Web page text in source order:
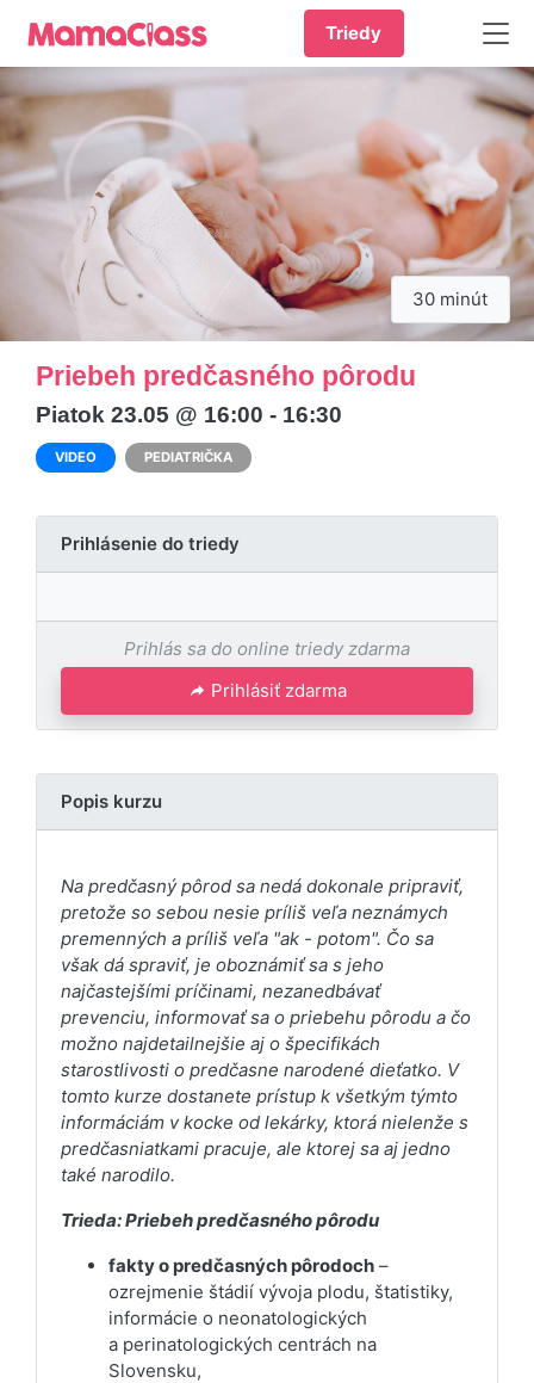
Triedy
30 minút
Priebeh predčasného pôrodu
Piatok 23.05 @ 16:00 - 16:30
VIDEO PEDIATRIČKA
Prihlásenie do triedy
Prihlás sa do online triedy zdarma
Prihlásiť zdarma
Popis kurzu
Na predčasný pôrod sa nedá dokonale pripraviť,
pretože so sebou nesie príliš veľa neznámych
premenných a príliš veľa "ak - potom". Čo sa
však dá spraviť, je oboznámiť sa s jeho
najčastejšími príčinami, nezanedbávať
prevenciu, informovať sa o priebehu pôrodu a čo
možno najdetailnejšie aj o špecifikách
starostlivosti o predčasne narodené dieťatko. V
tomto kurze dostanete prístup k všetkým týmto
informáciám v kocke od lekárky, ktorá nielenže s
predčasniatkami pracuje, ale ktorej sa aj jedno
také narodilo.
Trieda: Priebeh predčasného pôrodu
fakty o predčasných pôrodoch –
ozrejmenie štádií vývoja plodu, štatistiky,
informácie o neonatologických
a perinatologických centrách na
Slovensku,